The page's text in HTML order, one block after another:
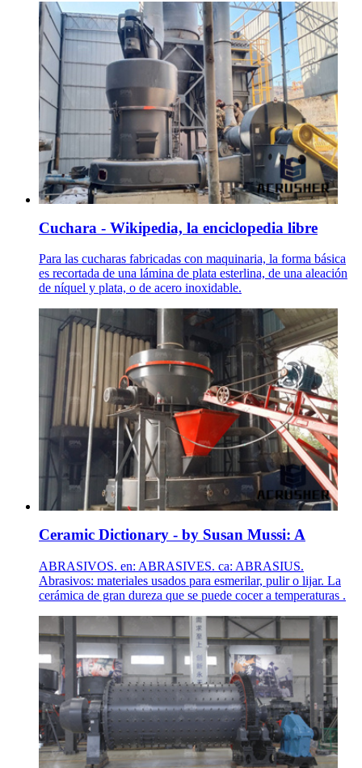
Cuchara - Wikipedia, la enciclopedia libre
Para las cucharas fabricadas con maquinaria, la forma básica
es recortada de una lámina de plata esterlina, de una aleación
de níquel y plata, o de acero inoxidable.
Ceramic Dictionary - by Susan Mussi: A
ABRASIVOS. en: ABRASIVES. ca: ABRASIUS.
Abrasivos: materiales usados para esmerilar, pulir o lijar. La
cerámica de gran dureza que se puede cocer a temperaturas .